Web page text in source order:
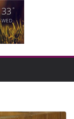
33 °
WED